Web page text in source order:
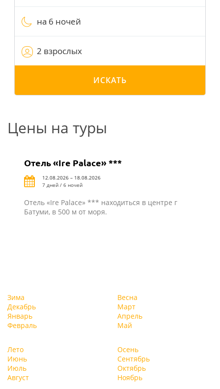
на 6 ночей
2 взрослых
ИСКАТЬ
Цены на туры
Отель «Ire Palace» ***
12.08.2026 – 18.08.2026
7 дней / 6 ночей
Отель «Ire Palace» *** находиться в центре г
Батуми, в 500 м от моря.
Зима
Декабрь
Январь
Февраль
Весна
Март
Апрель
Май
Лето
Июнь
Июль
Август
Осень
Сентябрь
Октябрь
Ноябрь